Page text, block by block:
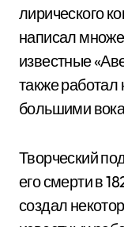
лирического
написал
известные
также
большими
Творческий
его смерти в
создал